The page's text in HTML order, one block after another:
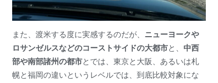
また、渡米する度に実感するのだが、 ニューヨークや
ロサンゼルスなどのコーストサイドの大都市と、 中西
部や南部諸州の都市とでは、東京と大阪、あるいは札
幌と福岡の違いというレベルでは、到底比較対象にな